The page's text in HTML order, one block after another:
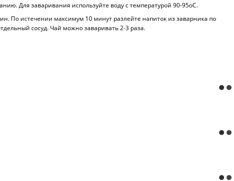
Для заваривания используйте воду с температурой 90-95оС.
По истечении максимум 10 минут разлейте напиток из заварника по
сосуд. Чай можно заваривать 2-3 раза.